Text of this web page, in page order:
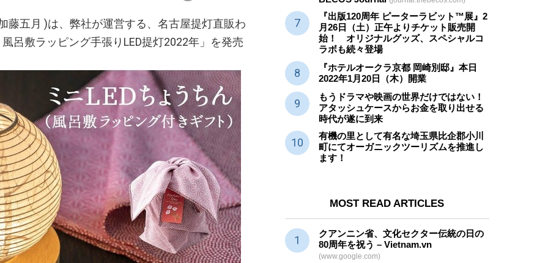
藤五月 )は、弊社が運営する、名古屋提灯直販わ
呂敷ラッピング手張りLED提灯2022年」を発売
『出版120周年 ピーターラビット™展』2
月26日（土）正午よりチケット販売開
始！ オリジナルグッズ、スペシャルコ
ラボも続々登場
『ホテルオークラ京都 岡崎別邸』本日
2022年1月20日（木）開業
もうドラマや映画の世界だけではない！
アタッシュケースからお金を取り出せる
時代が遂に到来
有機の里として有名な埼玉県比企郡小川
町にてオーガニックツーリズムを推進し
ます！
MOST READ ARTICLES
クアンニン省、文化セクター伝統の日の
80周年を祝う – Vietnam.vn
(www.google.com)